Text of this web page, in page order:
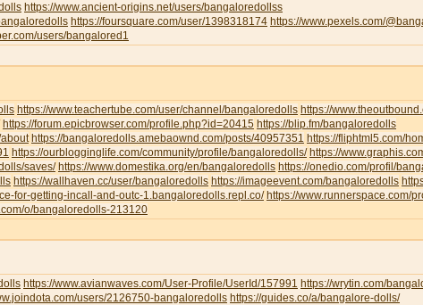
https://www.ancient-origins.net/users/bangaloredollss
https://foursquare.com/user/1398318174 https://www.pexels.com/
users/bangalored1
https://www.teachertube.com/user/channel/bangaloredolls https://
https://forum.epicbrowser.com/profile.php?id=20415 https://blip.fm/bangaloredolls
https://bangaloredolls.amebaownd.com/posts/40957351 https://fliphtml5.com/
https://ourblogginglife.com/community/profile/bangaloredolls/ https://
saves/ https://www.domestika.org/en/bangaloredolls https://onedio.com/profil/
https://wallhaven.cc/user/bangaloredolls https://imageevent.com/bangaloredolls
for-getting-incall-and-outc-1.bangaloredolls.repl.co/ https://www.runnerspace.com/
o/bangaloredolls-213120
https://www.avianwaves.com/User-Profile/UserId/157991 https://wrytin.com/
users/2126750-bangaloredolls https://guides.co/a/bangalore-dolls/